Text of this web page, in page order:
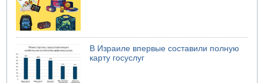
В Израиле впервые составили полную
карту госуслуг